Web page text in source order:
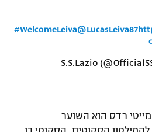
#WelcomeLeiva@LucasLeiva87
רדס הוא השוער